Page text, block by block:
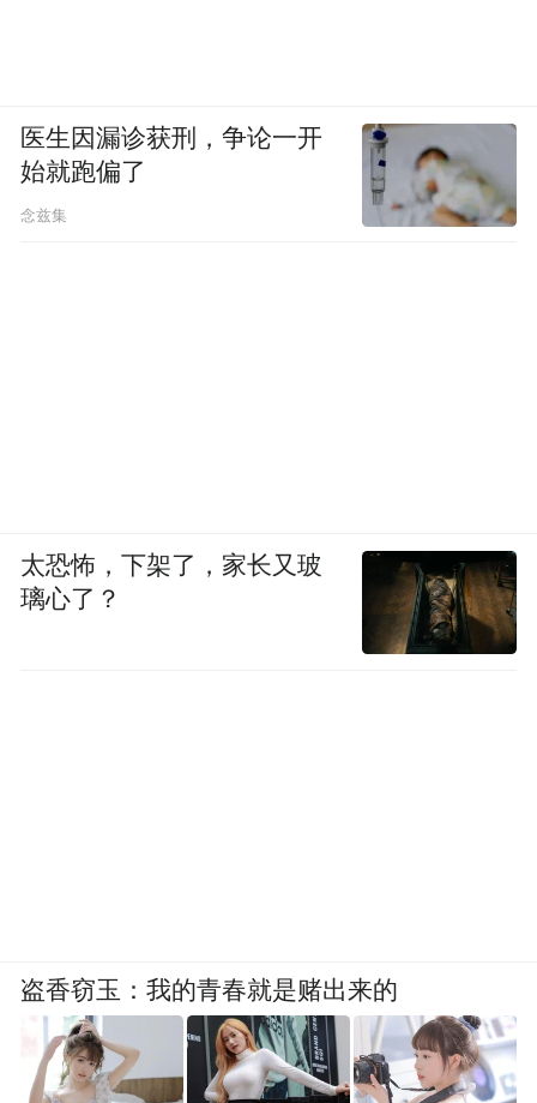
医生因漏诊获刑，争论一开
始就跑偏了
念兹集
太恐怖，下架了，家长又玻
璃心了？
盗香窃玉：我的青春就是赌出来的